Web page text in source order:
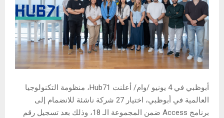
أبوظبي في 4 يونيو /وام/ أعلنت Hub71، منظومة التكنولوجيا
العالمية في أبوظبي، اختيار 27 شركة ناشئة للانضمام إلى
برنامج Access ضمن المجموعة الـ 18، وذلك بعد تسجيل رقم